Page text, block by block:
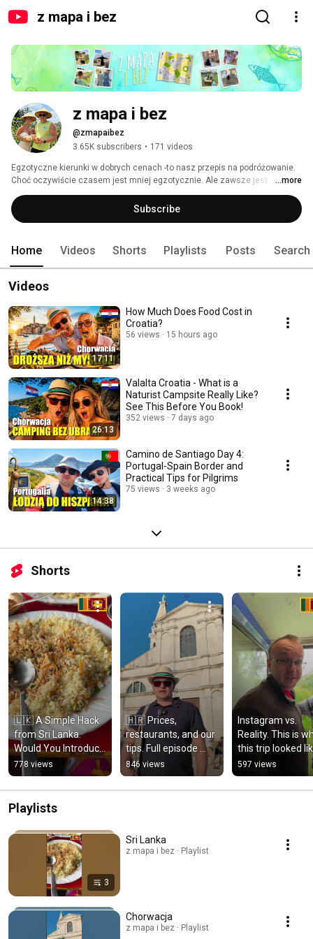
z mapa i bez
@zmapaibez
3.65K subscribers • 171 videos
Egzotyczne kierunki w dobrych cenach -to nasz przepis na podróżowanie.
Choć oczywiście czasem jest mniej egzotycznie. Ale zawsze jest
prawdziwie i ciekawie. Podróżuj razem z nami!
...more
Subscribe
Home Videos Shorts Playlists Posts Search
Videos
17:11
How Much Does Food Cost in
Croatia?
56 views 15 hours ago
26:13
Valalta Croatia - What is a
Naturist Campsite Really Like?
See This Before You Book!
352 views 7 days ago
14:38
Camino de Santiago Day 4:
Portugal-Spain Border and
Practical Tips for Pilgrims
75 views 3 weeks ago
Shorts
🇱🇰 A Simple Hack
from Sri Lanka.
Would You Introduce
This in Poland? 👇
778 views
🇭🇷 Prices,
restaurants, and our
tips. Full episode
now on the channel!
846 views
Instagram vs.
Reality. This is
this trip looked
😂🇱🇰
597 views
Playlists
3
Sri Lanka
z mapa i bez · Playlist
Chorwacja
z mapa i bez · Playlist